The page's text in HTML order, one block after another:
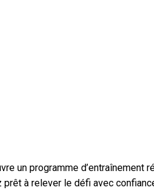
un programme
à relever le défi avec